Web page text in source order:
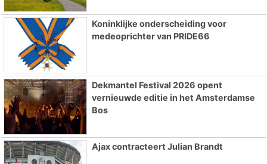
Koninklijke onderscheiding voor
medeoprichter van PRIDE66
Dekmantel Festival 2026 opent
vernieuwde editie in het Amsterdamse
Bos
Ajax contracteert Julian Brandt